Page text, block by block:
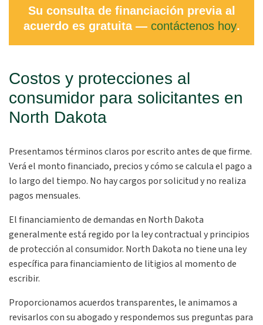
Su consulta de financiación previa al
acuerdo es gratuita — contáctenos hoy.
Costos y protecciones al
consumidor para solicitantes en
North Dakota
Presentamos términos claros por escrito antes de que firme.
Verá el monto financiado, precios y cómo se calcula el pago a
lo largo del tiempo. No hay cargos por solicitud y no realiza
pagos mensuales.
El financiamiento de demandas en North Dakota
generalmente está regido por la ley contractual y principios
de protección al consumidor. North Dakota no tiene una ley
específica para financiamiento de litigios al momento de
escribir.
Proporcionamos acuerdos transparentes, le animamos a
revisarlos con su abogado y respondemos sus preguntas para